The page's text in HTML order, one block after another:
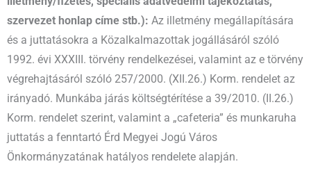
szervezet honlap címe stb.): Az illetmény megállapítására
és a juttatásokra a Közalkalmazottak jogállásáról szóló
1992. évi XXXIII. törvény rendelkezései, valamint az e törvény
végrehajtásáról szóló 257/2000. (XII.26.) Korm. rendelet az
irányadó. Munkába járás költségtérítése a 39/2010. (II.26.)
Korm. rendelet szerint, valamint a „cafeteria” és munkaruha
juttatás a fenntartó Érd Megyei Jogú Város
Önkormányzatának hatályos rendelete alapján.